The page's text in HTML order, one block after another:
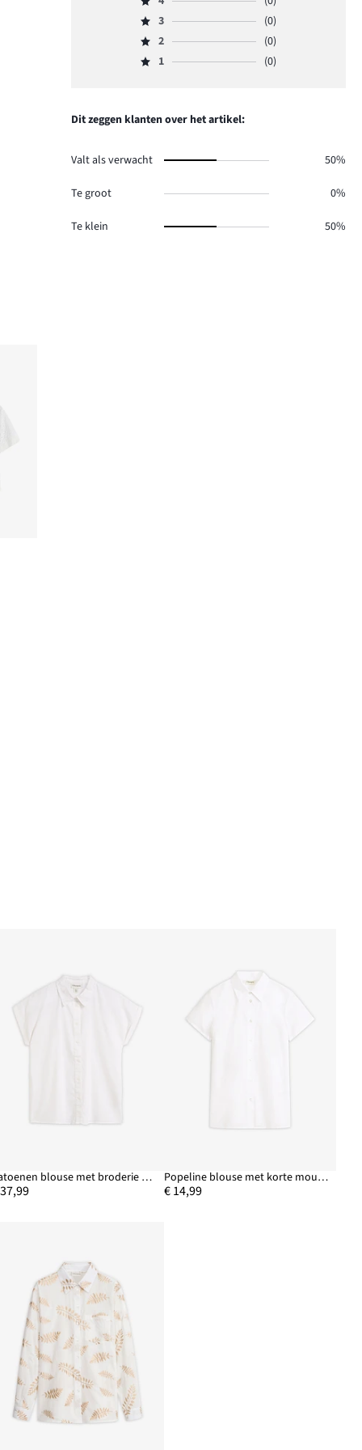
5,
aantal
reviews
Beoordeling
4,
aantal
reviews
Beoordeling
3,
aantal
3
(0)
Beoordeling
2,
0.
2
(0)
Beoordeling
reviews
1 (0)
Dit zeggen klanten over het artikel:
Valt als verwacht 50%
Te groot 0%
Te klein 50%
Katoenen blouse met broderie anglaise Popeline blouse met korte mouwen
€ 14,99